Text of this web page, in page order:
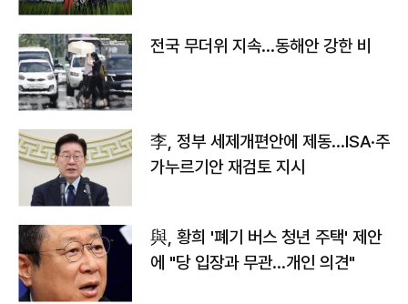
전국 무더위 지속…동해안 강한 비
李, 정부 세제개편안에 제동…ISA·주
가누르기안 재검토 지시
與, 황희 '폐기 버스 청년 주택' 제안
에 "당 입장과 무관…개인 의견"